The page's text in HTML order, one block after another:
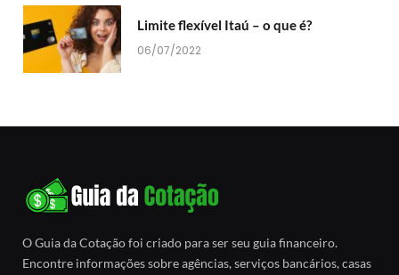
Limite flexível Itaú – o que é?
06/07/2022
O Guia da Cotação foi criado para ser seu guia financeiro.
Encontre informações sobre agências, serviços bancários, casas